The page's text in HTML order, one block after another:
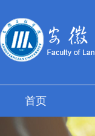
首页